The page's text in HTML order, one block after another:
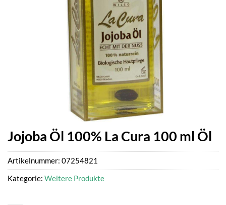
Jojoba Öl 100% La Cura 100 ml Öl
Artikelnummer: 07254821
Kategorie: Weitere Produkte